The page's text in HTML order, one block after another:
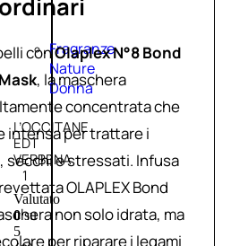
Fragranze
Nature
Donna
L’OCCITANE
EDT
VERBENA
1
Valutato
0su
5
conOlaplex N°8 Bond
, la maschera
concentrata che
intensa per trattare i
secchi e stressati. Infusa
OLAPLEX Bond
non solo idrata, ma
per riparare i legami